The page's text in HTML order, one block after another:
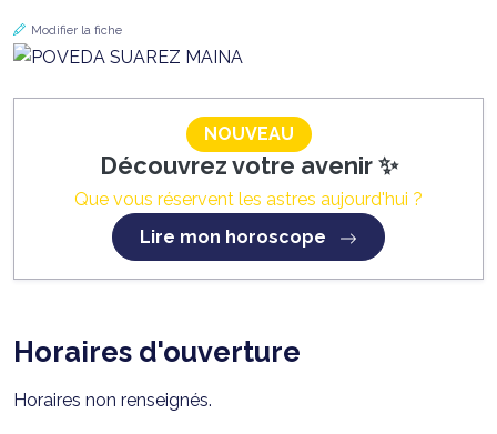
Modifier la fiche
NOUVEAU
Découvrez votre avenir ✨
Que vous réservent les astres aujourd'hui ?
Lire mon horoscope
Horaires d'ouverture
Horaires non renseignés.